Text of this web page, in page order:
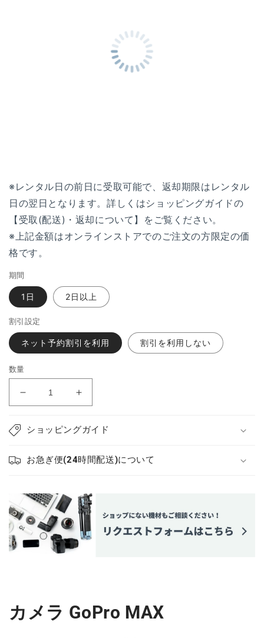
※レンタル日の前日に受取可能で、返却期限はレンタル
日の翌日となります。詳しくはショッピングガイドの
【受取(配送)・返却について】をご覧ください。
※上記金額はオンラインストアでのご注文の方限定の価
格です。
期間
1日 2日以上
割引設定
ネット予約割引を利用 割引を利用しない
数量
ラ
の
量
を
減
ら
す
カ
ラ
MAX
の
量
を
増
や
す
ショッピングガイド
お急ぎ便(24時間配送)について
カメラ GoPro MAX